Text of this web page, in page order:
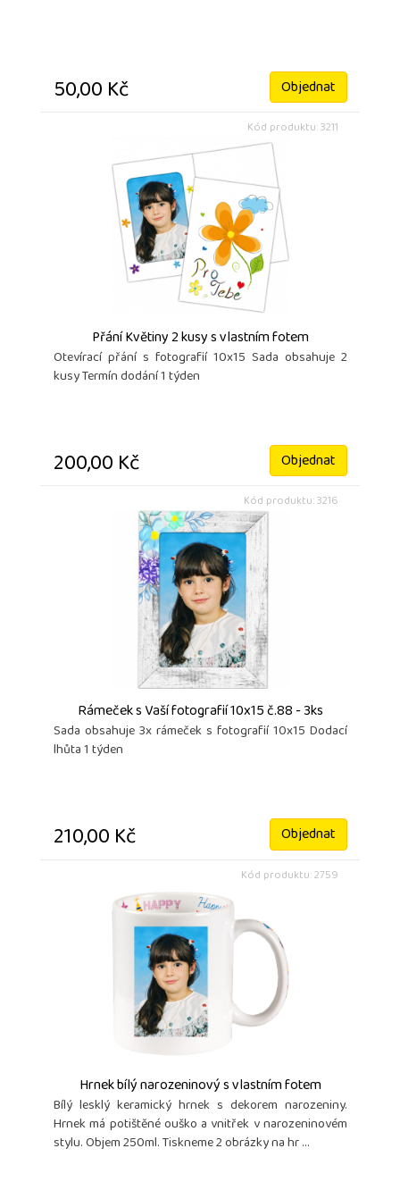
50,00 Kč Objednat
Kód produktu: 3211
Přání Květiny 2 kusy s vlastním fotem
Otevírací přání s fotografií 10x15 Sada obsahuje 2
kusy Termín dodání 1 týden
200,00 Kč Objednat
Kód produktu: 3216
Rámeček s Vaší fotografií 10x15 č.88 - 3ks
Sada obsahuje 3x rámeček s fotografií 10x15 Dodací
lhůta 1 týden
210,00 Kč Objednat
Kód produktu: 2759
Hrnek bílý narozeninový s vlastním fotem
Bílý lesklý keramický hrnek s dekorem narozeniny.
Hrnek má potištěné ouško a vnitřek v narozeninovém
stylu. Objem 250ml. Tiskneme 2 obrázky na hr ...